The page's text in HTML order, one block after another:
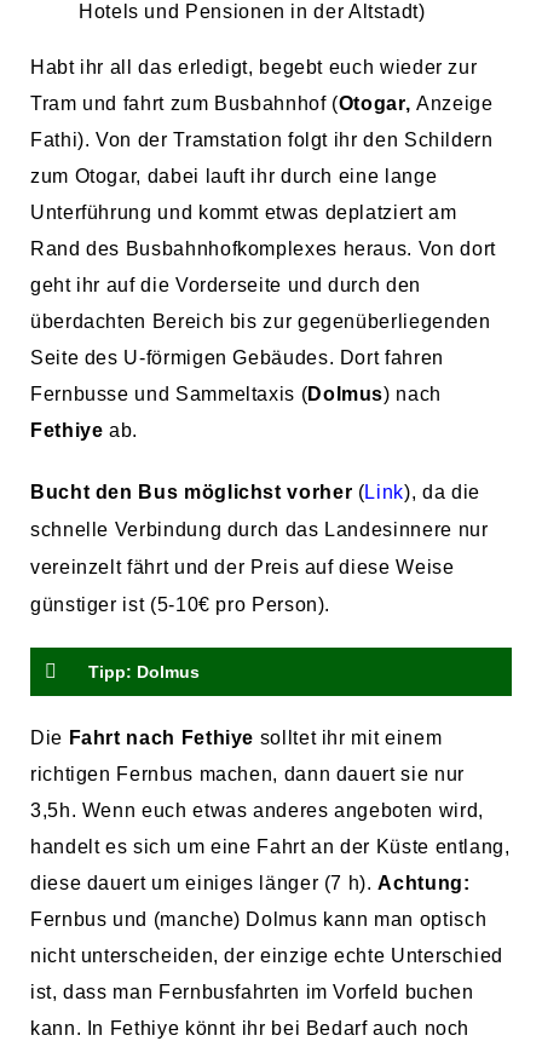
Hotels und Pensionen in der Altstadt)
Habt ihr all das erledigt, begebt euch wieder zur
Tram und fahrt zum Busbahnhof (Otogar, Anzeige
Fathi). Von der Tramstation folgt ihr den Schildern
zum Otogar, dabei lauft ihr durch eine lange
Unterführung und kommt etwas deplatziert am
Rand des Busbahnhofkomplexes heraus. Von dort
geht ihr auf die Vorderseite und durch den
überdachten Bereich bis zur gegenüberliegenden
Seite des U-förmigen Gebäudes. Dort fahren
Fernbusse und Sammeltaxis (Dolmus) nach
Fethiye ab.
Bucht den Bus möglichst vorher (Link), da die
schnelle Verbindung durch das Landesinnere nur
vereinzelt fährt und der Preis auf diese Weise
günstiger ist (5-10€ pro Person).
Tipp: Dolmus
Die Fahrt nach Fethiye solltet ihr mit einem
richtigen Fernbus machen, dann dauert sie nur
3,5h. Wenn euch etwas anderes angeboten wird,
handelt es sich um eine Fahrt an der Küste entlang,
diese dauert um einiges länger (7 h).Achtung:
Fernbus und (manche) Dolmus kann man optisch
nicht unterscheiden, der einzige echte Unterschied
ist, dass man Fernbusfahrten im Vorfeld buchen
kann. In Fethiye könnt ihr bei Bedarf auch noch